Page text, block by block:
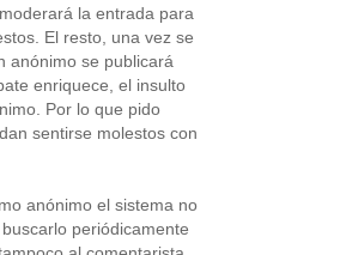
la entrada para
El resto, una vez se
anónimo se publicará
enriquece, el insulto
Por lo que pido
sentirse molestos con
anónimo el sistema no
periódicamente